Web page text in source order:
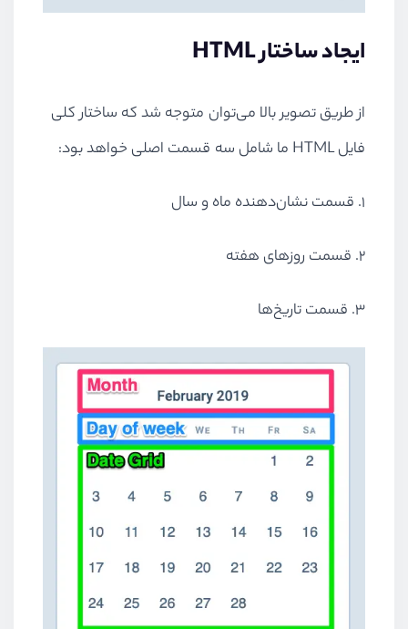
ایجاد ساختار HTML
از طریق تصویر بالا می‌توان متوجه شد که ساختار کلی
فایل HTML ما شامل سه قسمت اصلی خواهد بود:
۱. قسمت نشان‌دهنده ماه و سال
۲. قسمت روزهای هفته
۳. قسمت تاریخ‌ها